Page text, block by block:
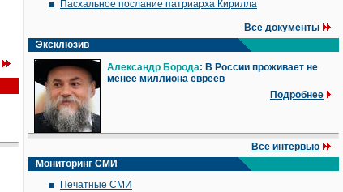
Пасхальное послание патриарха Кирилла
Все документы
Эксклюзив
Александр Борода: В России проживает не
менее миллиона евреев
Подробнее
Все интервью
Мониторинг СМИ
Печатные СМИ